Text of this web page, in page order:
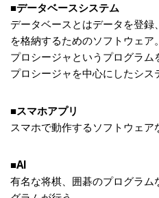
■データベースシステム
データベースとはデータを登
を格納するためのソフトウェ
プロシージャというプログラ
プロシージャを中心にしたシス
■スマホアプリ
スマホで動作するソフトウェア
■AI
有名な将棋、囲碁のプログラム